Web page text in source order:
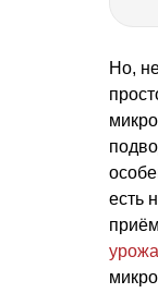
Но,
есть